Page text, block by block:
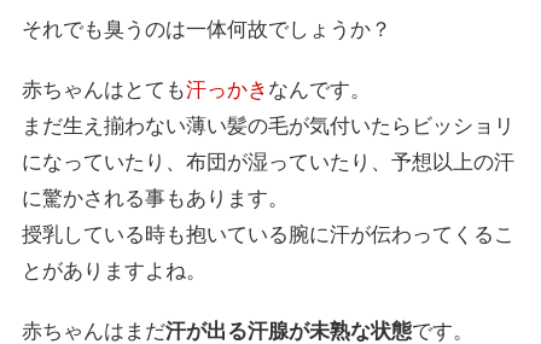
それでも臭うのは一体何故でしょうか？
赤ちゃんはとても汗っかき なんです。
まだ生え揃わない薄い髪の毛が気付いたらビッショリ
になっていたり、布団が湿っていたり、予想以上の汗
に驚かされる事もあります。
授乳している時も抱いている腕に汗が伝わってくるこ
とがありますよね。
赤ちゃんはまだ汗が出る汗腺が未熟な状態です。